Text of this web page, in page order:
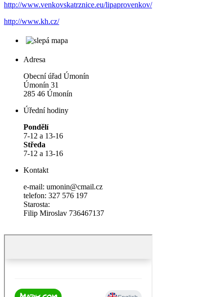
http://www.venkovskatrznice.eu/lipaprovenkov/
http://www.kh.cz/
Adresa
Obecní úřad Úmonín
Úmonín 31
285 46 Úmonín
Úřední hodiny
Pondělí
7-12 a 13-16
Středa
7-12 a 13-16
Kontakt
e-mail: umonin@cmail.cz
telefon: 327 576 197
Starosta:
Filip Miroslav 736467137